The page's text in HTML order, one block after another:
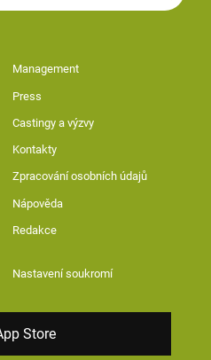
Management
Press
Castingy a výzvy
Kontakty
Zpracování osobních údajů
Nápověda
Redakce
Nastavení soukromí
Store